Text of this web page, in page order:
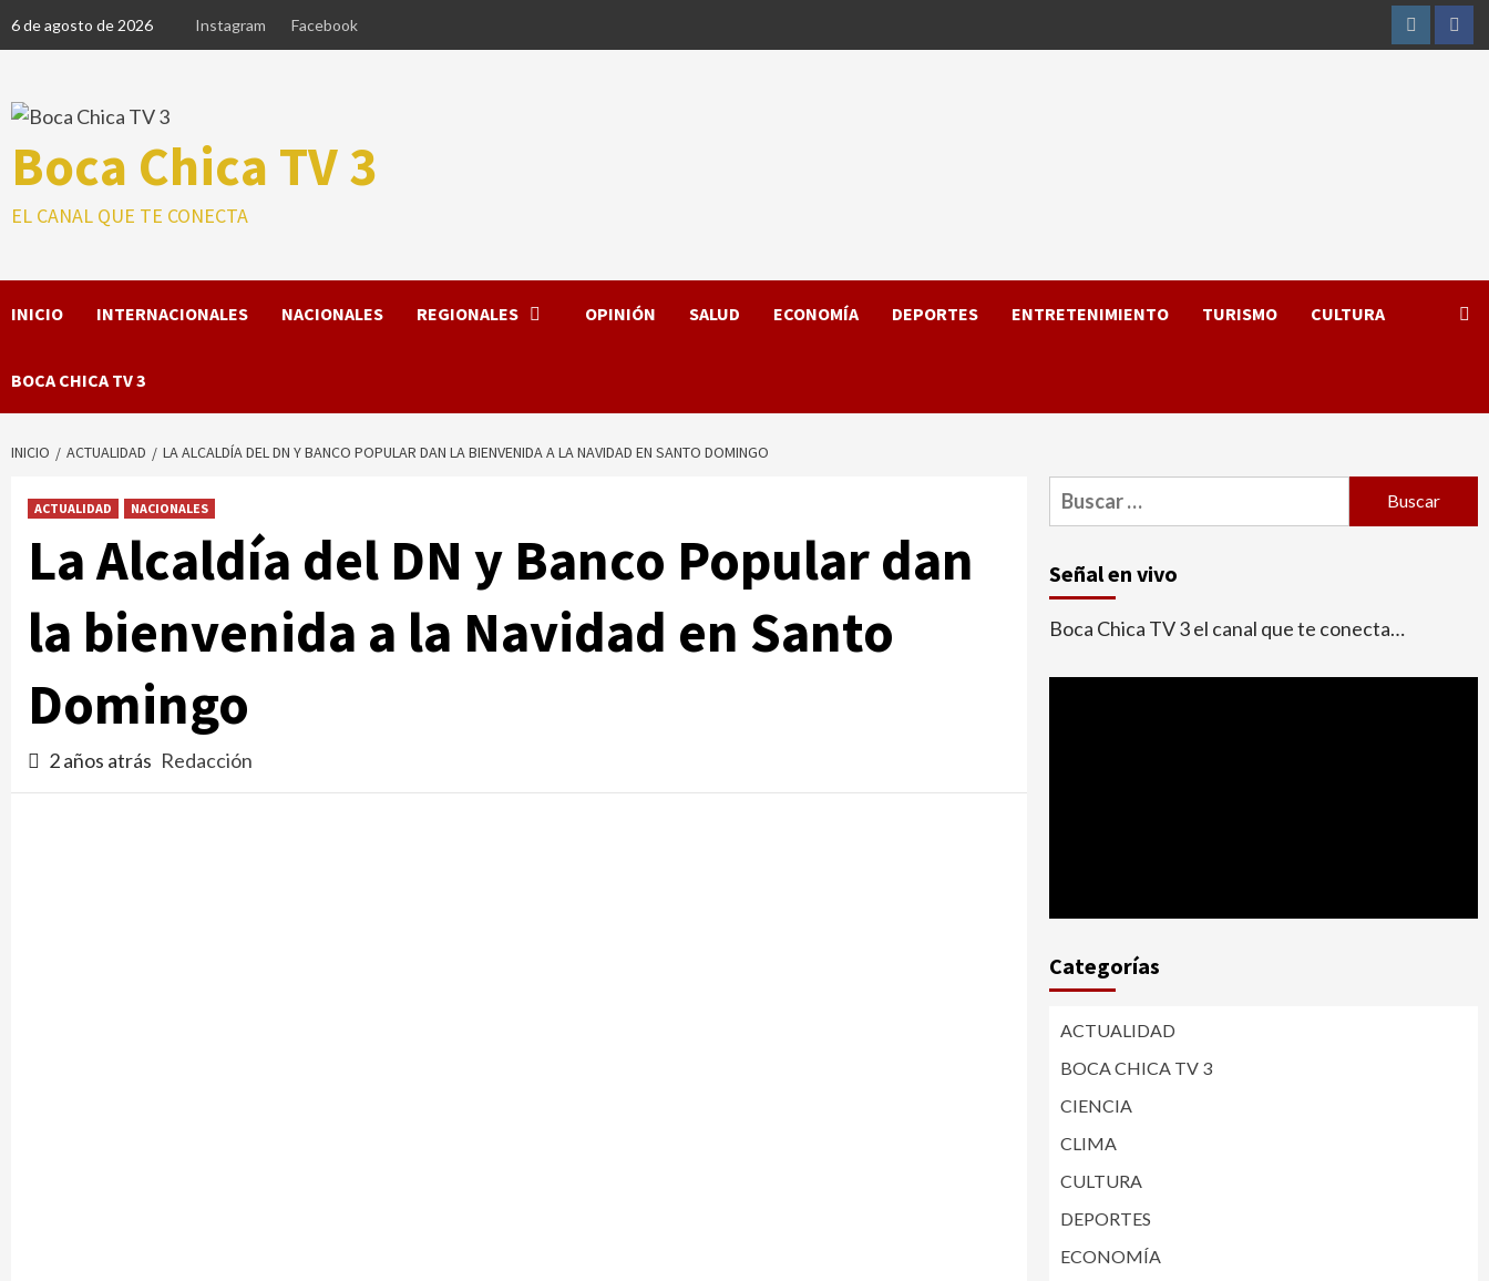
6 de agosto de 2026 Instagram Facebook
Instagram
Boca Chica TV 3
EL CANAL QUE TE CONECTA
INICIO INTERNACIONALES NACIONALES REGIONALES OPINIÓN SALUD ECONOMÍA DEPORTES ENTRETENIMIENTO TURISMO CULTURA
BOCA CHICA TV 3
INICIO ACTUALIDAD LA ALCALDÍA DEL DN Y BANCO POPULAR DAN LA BIENVENIDA A LA NAVIDAD EN SANTO DOMINGO
ACTUALIDAD NACIONALES
La Alcaldía del DN y Banco Popular dan
la bienvenida a la Navidad en Santo
Domingo
2 años atrás Redacción
Buscar:
Señal en vivo
Boca Chica TV 3 el canal que te conecta…
Categorías
ACTUALIDAD
BOCA CHICA TV 3
CIENCIA
CLIMA
CULTURA
DEPORTES
ECONOMÍA